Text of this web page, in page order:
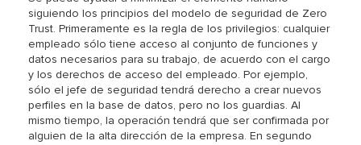
siguiendo los principios del modelo de seguridad de Zero
Trust. Primeramente es la regla de los privilegios: cualquier
empleado sólo tiene acceso al conjunto de funciones y
datos necesarios para su trabajo, de acuerdo con el cargo
y los derechos de acceso del empleado. Por ejemplo,
sólo el jefe de seguridad tendrá derecho a crear nuevos
perfiles en la base de datos, pero no los guardias. Al
mismo tiempo, la operación tendrá que ser confirmada por
alguien de la alta dirección de la empresa. En segundo